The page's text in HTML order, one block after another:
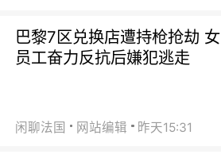
巴黎7区兑换店遭持枪抢劫 女
员工奋力反抗后嫌犯逃走
闲聊法国 网站编辑 昨天15:31